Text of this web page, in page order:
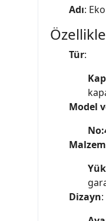
Adı:
Tür:
Model
Dizayn: